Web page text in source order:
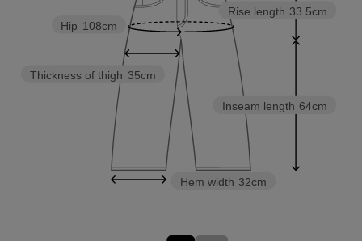
Inseam length 64cm
Rise length 33.5cm
Hem width 32cm
Thickness of thigh 35cm
Hip 108cm